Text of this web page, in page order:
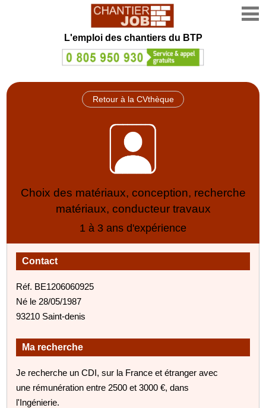
L'emploi des chantiers du BTP
Retour à la CVthèque
Choix des matériaux, conception, recherche
matériaux, conducteur travaux
1 à 3 ans d'expérience
Contact
Réf. BE1206060925
Né le 28/05/1987
93210 Saint-denis
Ma recherche
Je recherche un CDI, sur la France et étranger avec
une rémunération entre 2500 et 3000 €, dans
l'Ingénierie.